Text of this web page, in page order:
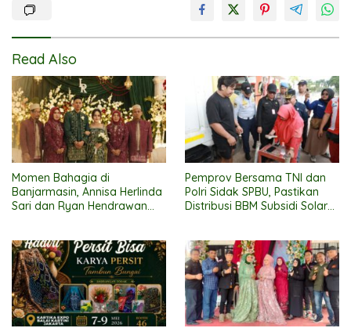
Read Also
Momen Bahagia di
Banjarmasin, Annisa Herlinda
Sari dan Ryan Hendrawan
Pemprov Bersama TNI dan
Polri Sidak SPBU, Pastikan
Distribusi BBM Subsidi Solar